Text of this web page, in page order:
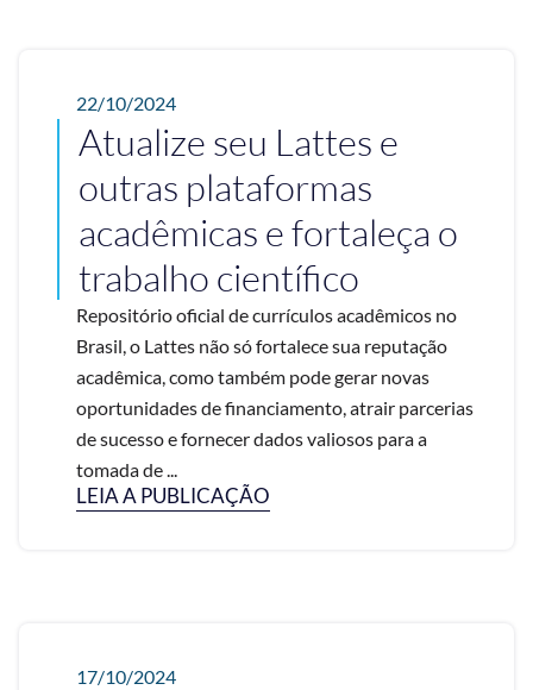
22/10/2024
Atualize seu Lattes e
outras plataformas
acadêmicas e fortaleça o
trabalho científico
Repositório oficial de currículos acadêmicos no
Brasil, o Lattes não só fortalece sua reputação
acadêmica, como também pode gerar novas
oportunidades de financiamento, atrair parcerias
de sucesso e fornecer dados valiosos para a
tomada de ...
LEIA A PUBLICAÇÃO
17/10/2024